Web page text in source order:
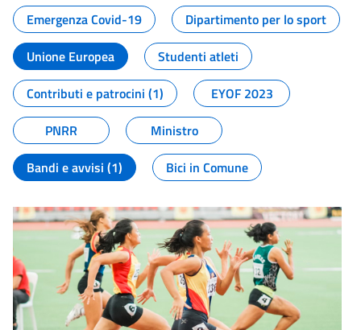
Emergenza Covid-19
Dipartimento per lo sport
Unione Europea
Studenti atleti
Contributi e patrocini (1)
EYOF 2023
PNRR
Ministro
Bandi e avvisi (1)
Bici in Comune